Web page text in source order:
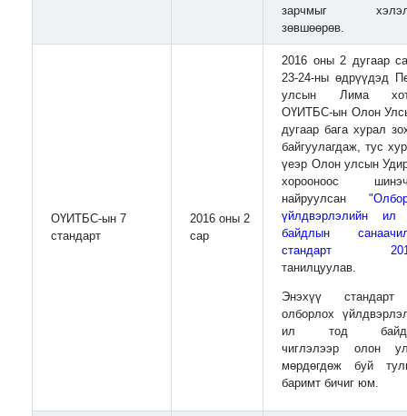
зарчмыг
зөвшөөрөв.
ОҮИТБС-ын 7
стандарт
2016 оны 2
сар
2016 оны 2 дугаар
23-24-ны өдрүүдэд
улсын Лима
ОҮИТБС-ын Олон
дугаар бага хурал
байгуулагдаж, тус
үеэр Олон улсын
хорооноос
найруулсан "
үйлдвэрлэлийн ил
байдлын
стандарт
танилцуулав.
Энэхүү
олборлох
ил тод
чиглэлээр олон
мөрдөгдөж буй
баримт бичиг юм.